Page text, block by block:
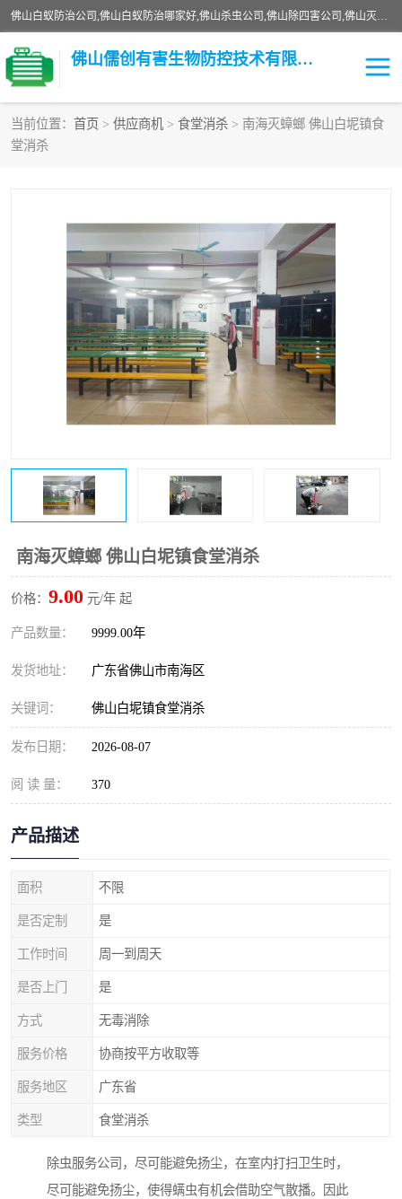
佛山白蚁防治公司,佛山白蚁防治哪家好,佛山杀虫公司,佛山除四害公司,佛山灭白蚁公司,佛山白蚁防治佛山儒创有害生物防治有限公司是一家佛山杀虫公司、佛山除四害公司、佛山灭白蚁公司、佛山白蚁防治公司，让您远离虫害困扰。要问佛山白蚁防治哪家好？佛山儒创有害生物防治有限公司全佛山、广州，正规公司，上门勘查，可靠，售后有保障。
佛山儒创有害生物防控技术有限公司
当前位置： 首页 > 供应商机 > 食堂消杀 > 南海灭蟑螂 佛山白坭镇食
堂消杀
南海灭蟑螂 佛山白坭镇食堂消杀
价格： 9.00 元/年 起
产品数量： 9999.00年
发货地址： 广东省佛山市南海区
关键词： 佛山白坭镇食堂消杀
发布日期： 2026-08-07
阅 读 量： 370
产品描述
面积 不限
是否定制 是
工作时间 周一到周天
是否上门 是
方式 无毒消除
服务价格 协商按平方收取等
服务地区 广东省
类型 食堂消杀
除虫服务公司，尽可能避免扬尘，在室内打扫卫生时，
尽可能避免扬尘，使得螨虫有机会借助空气散播。因此
白蚁消杀
食堂消杀
校园消杀 园区消杀
害虫防治